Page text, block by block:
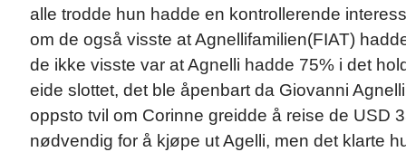
alle trodde hun hadde en kontrollerende
om de også visste at Agnellifamilien(FIAT)
de ikke visste var at Agnelli hadde 75% i det
eide slottet, det ble åpenbart da Giovanni
oppsto tvil om Corinne greidde å reise de USD
nødvendig for å kjøpe ut Agelli, men det klarte